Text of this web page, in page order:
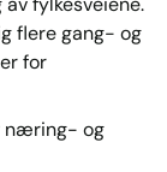
flere gang- og
for
næring- og